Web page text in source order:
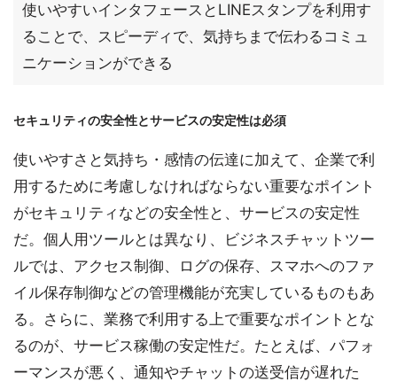
使いやすいインタフェースとLINEスタンプを利用す
ることで、スピーディで、気持ちまで伝わるコミュ
ニケーションができる
セキュリティの安全性とサービスの安定性は必須
使いやすさと気持ち・感情の伝達に加えて、企業で利
用するために考慮しなければならない重要なポイント
がセキュリティなどの安全性と、サービスの安定性
だ。個人用ツールとは異なり、ビジネスチャットツー
ルでは、アクセス制御、ログの保存、スマホへのファ
イル保存制御などの管理機能が充実しているものもあ
る。さらに、業務で利用する上で重要なポイントとな
るのが、サービス稼働の安定性だ。たとえば、パフォ
ーマンスが悪く、通知やチャットの送受信が遅れた